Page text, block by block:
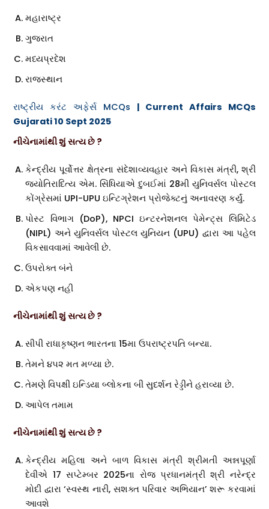
મહારાષ્ટ્ર
ગુજરાત
મધ્યપ્રદેશ
રાજસ્થાન
રાષ્ટ્રીય કરંટ અફેર્સ MCQs | Current Affairs MCQs
Gujarati 10 Sept 2025
નીચેનામાંથી શું સત્ય છે ?
કેન્દ્રીય પૂર્વોત્તર ક્ષેત્રના સંદેશાવ્યવહાર અને વિકાસ મંત્રી, શ્રી
જ્યોતિરાદિત્ય એમ. સિંધિયાએ ​​દુબઈમાં 28મી યુનિવર્સલ પોસ્ટલ
કોંગ્રેસમાં UPI-UPU ઇન્ટિગ્રેશન પ્રોજેક્ટનું અનાવરણ કર્યું.
પોસ્ટ વિભાગ (DoP), NPCI ઇન્ટરનેશનલ પેમેન્ટ્સ લિમિટેડ
(NIPL) અને યુનિવર્સલ પોસ્ટલ યુનિયન (UPU) દ્વારા આ પહેલ
વિકસાવવામાં આવેલી છે.
ઉપરોક્ત બંને
એકપણ નહી
નીચેનામાંથી શું સત્ય છે ?
સીપી રાધાકૃષ્ણન ભારતના 15મા ઉપરાષ્ટ્રપતિ બન્યા.
તેમને ૪૫૨ મત મળ્યા છે.
તેમણે વિપક્ષી ઇન્ડિયા બ્લોકના બી સુદર્શન રેડ્ડીને હરાવ્યા છે.
આપેલ તમામ
નીચેનામાંથી શું સત્ય છે ?
કેન્દ્રીય મહિલા અને બાળ વિકાસ મંત્રી શ્રીમતી અન્નપૂર્ણા
દેવીએ 17 સપ્ટેમ્બર 2025ના રોજ પ્રધાનમંત્રી શ્રી નરેન્દ્ર
મોદી દ્વારા ‘સ્વસ્થ નારી, સશક્ત પરિવાર અભિયાન’ શરૂ કરવામાં
આવશે